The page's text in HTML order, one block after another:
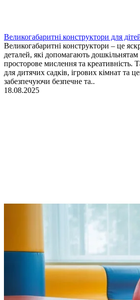
Великогабаритні конструктори для
Великогабаритні конструктори – це
деталей, які допомагають
просторове мислення та креативність.
для дитячих садків, ігрових кімнат та
забезпечуючи безпечне та..
18.08.2025